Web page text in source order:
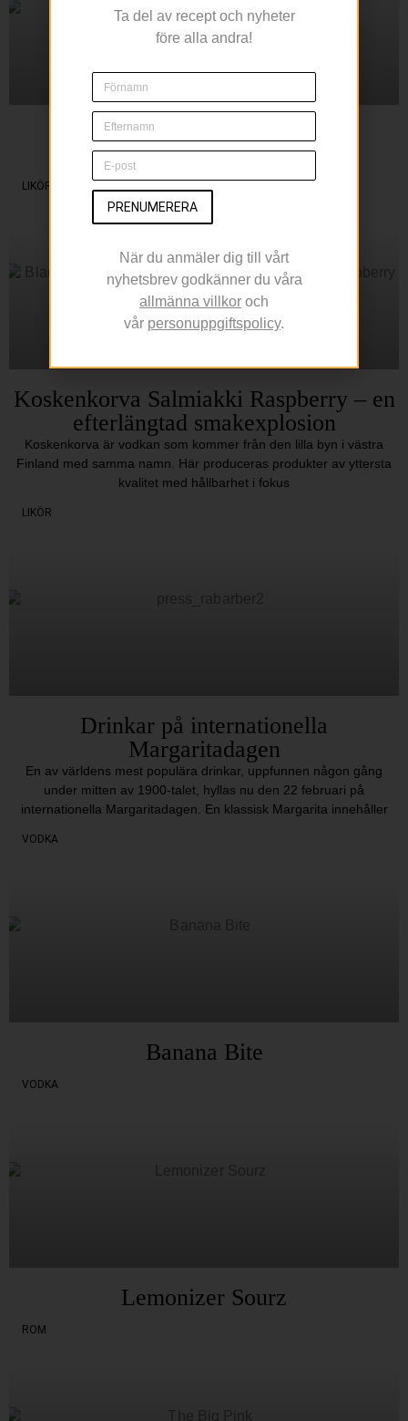
Sippa på en Margarita
Under Cinco de Mayo
LIKÖR
Koskenkorva Salmiakki Raspberry – en
efterlängtad smakexplosion
Koskenkorva är vodkan som kommer från den lilla byn i västra
Finland med samma namn. Här produceras produkter av yttersta
kvalitet med hållbarhet i fokus
LIKÖR
Drinkar på internationella
Margaritadagen
En av världens mest populära drinkar, uppfunnen någon gång
under mitten av 1900-talet, hyllas nu den 22 februari på
internationella Margaritadagen. En klassisk Margarita innehåller
VODKA
Banana Bite
VODKA
Lemonizer Sourz
ROM
Ta del av recept och nyheter
före alla andra!
PRENUMERERA
När du anmäler dig till vårt
nyhetsbrev godkänner du våra
allmänna villkor och
vår personuppgiftspolicy.